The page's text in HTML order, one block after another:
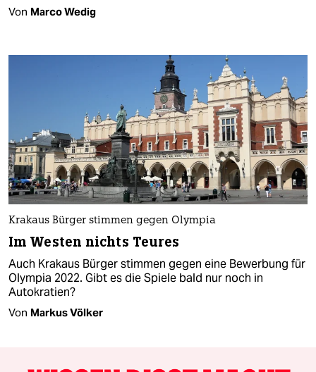
Von Marco Wedig
Krakaus Bürger stimmen gegen Olympia
Im Westen nichts Teures
Auch Krakaus Bürger stimmen gegen eine Bewerbung für
Olympia 2022. Gibt es die Spiele bald nur noch in
Autokratien?
Von Markus Völker